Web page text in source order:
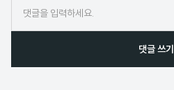
댓글 쓰기